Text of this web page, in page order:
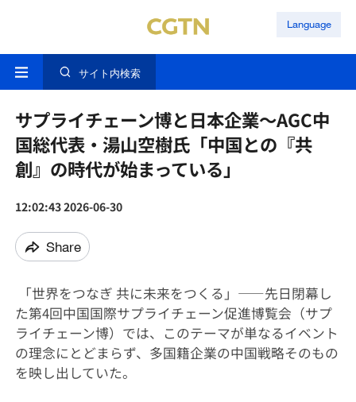
Language
サイト内検索
サプライチェーン博と日本企業～AGC中
国総代表・湯山空樹氏「中国との『共
創』の時代が始まっている」
12:02:43 2026-06-30
Share
「世界をつなぎ 共に未来をつくる」――先日閉幕し
た第4回中国国際サプライチェーン促進博覧会（サプ
ライチェーン博）では、このテーマが単なるイベント
の理念にとどまらず、多国籍企業の中国戦略そのもの
を映し出していた。